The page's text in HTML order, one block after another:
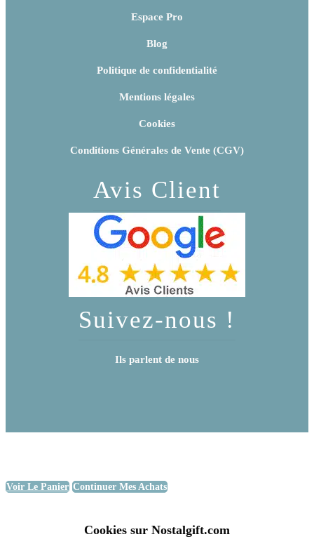
Espace Pro
Blog
Politique de confidentialité
Mentions légales
Cookies
Conditions Générales de Vente (CGV)
Avis Client
Suivez-nous !
Ils parlent de nous
Voir Le Panier Continuer Mes Achats
Cookies sur Nostalgift.com